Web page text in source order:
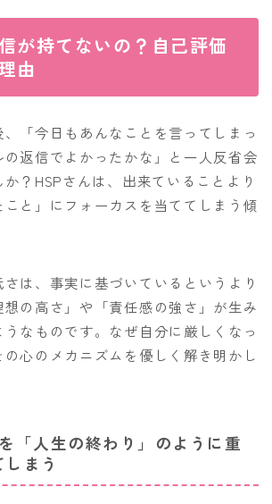
が持てないの？自己評価
由
「今日もあんなことを言ってしまっ
返信でよかったかな」と一人反省会
？HSPさんは、出来ていることより
と」にフォーカスを当ててしまう傾
は、事実に基づいているというより
の高さ」や「責任感の強さ」が生み
なものです。なぜ自分に厳しくなっ
心のメカニズムを優しく解き明かし
「人生の終わり」のように重
まう